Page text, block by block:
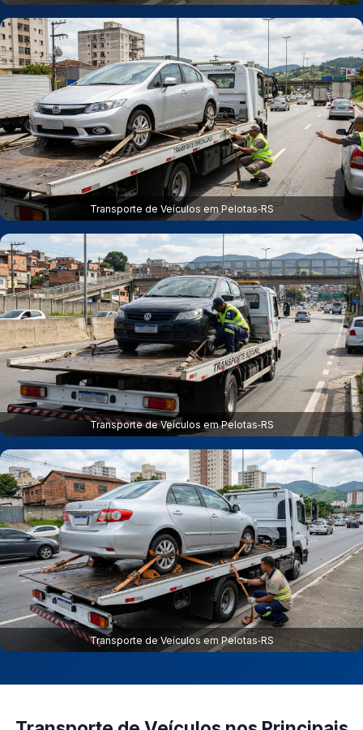
Transporte de Veículos em Pelotas‑RS
Transporte de Veículos em Pelotas‑RS
Transporte de Veículos em Pelotas‑RS